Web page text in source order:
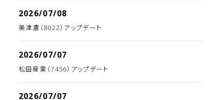
2026/07/08
美津濃（8022）アップデート
2026/07/07
松田産業（7456）アップデート
2026/07/07